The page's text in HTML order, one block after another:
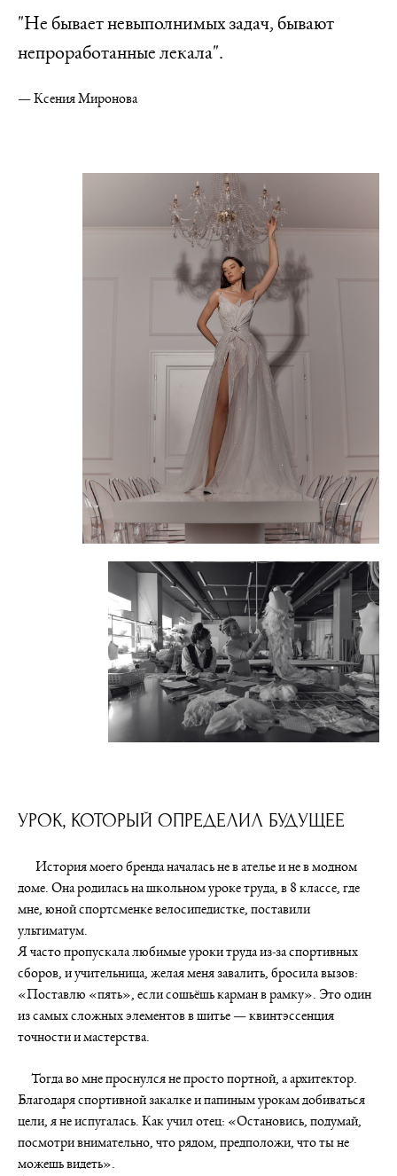
"Не бывает невыполнимых задач, бывают
непроработанные лекала".
— Ксения Миронова
УРОК, КОТОРЫЙ ОПРЕДЕЛИЛ БУДУЩЕЕ
История моего бренда началась не в ателье и не в модном
доме. Она родилась на школьном уроке труда, в 8 классе, где
мне, юной спортсменке велосипедистке, поставили
ультиматум.
Я часто пропускала любимые уроки труда из-за спортивных
сборов, и учительница, желая меня завалить, бросила вызов:
«Поставлю «пять», если сошьёшь карман в рамку». Это один
из самых сложных элементов в шитье — квинтэссенция
точности и мастерства.
Тогда во мне проснулся не просто портной, а архитектор.
Благодаря спортивной закалке и папиным урокам добиваться
цели, я не испугалась. Как учил отец: «Остановись, подумай,
посмотри внимательно, что рядом, предположи, что ты не
можешь видеть».